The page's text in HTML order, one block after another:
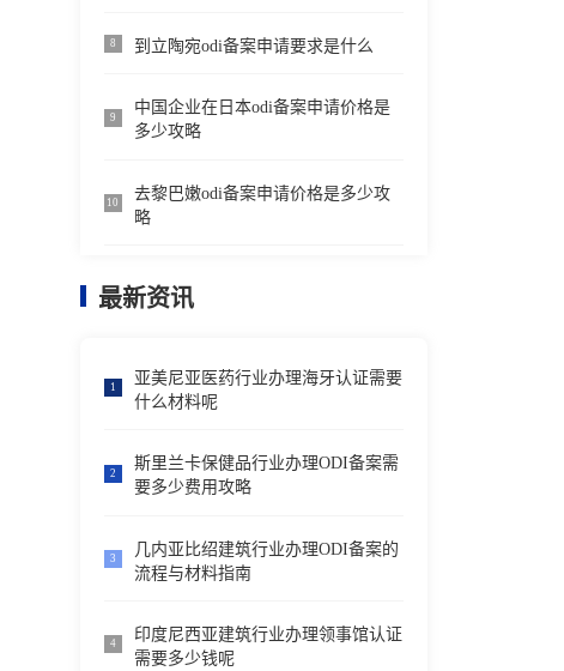
8 到立陶宛odi备案申请要求是什么
9
中国企业在日本odi备案申请价格是
多少攻略
10
去黎巴嫩odi备案申请价格是多少攻
略
最新资讯
1
亚美尼亚医药行业办理海牙认证需要
什么材料呢
2
斯里兰卡保健品行业办理ODI备案需
要多少费用攻略
3
几内亚比绍建筑行业办理ODI备案的
流程与材料指南
4
印度尼西亚建筑行业办理领事馆认证
需要多少钱呢